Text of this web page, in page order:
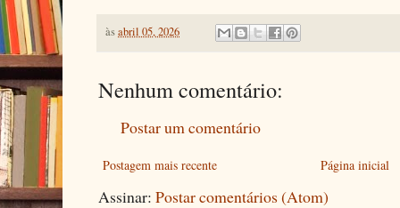
àsabril 05, 2026
Nenhum comentário:
Postar um comentário
Postagem mais recente Página inicial
Assinar: Postar comentários (Atom)